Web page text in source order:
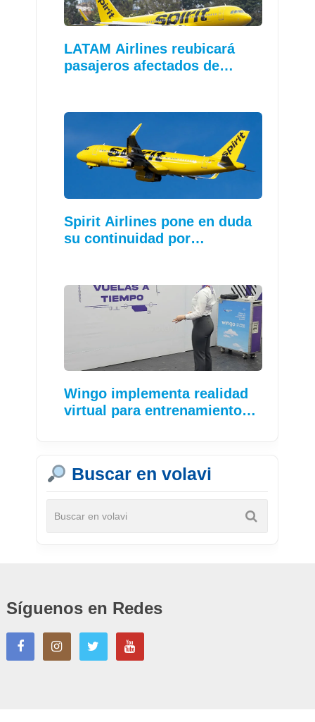
LATAM Airlines reubicará
pasajeros afectados de…
Spirit Airlines pone en duda
su continuidad por…
Wingo implementa realidad
virtual para entrenamiento…
Buscar en volavi
Síguenos en Redes